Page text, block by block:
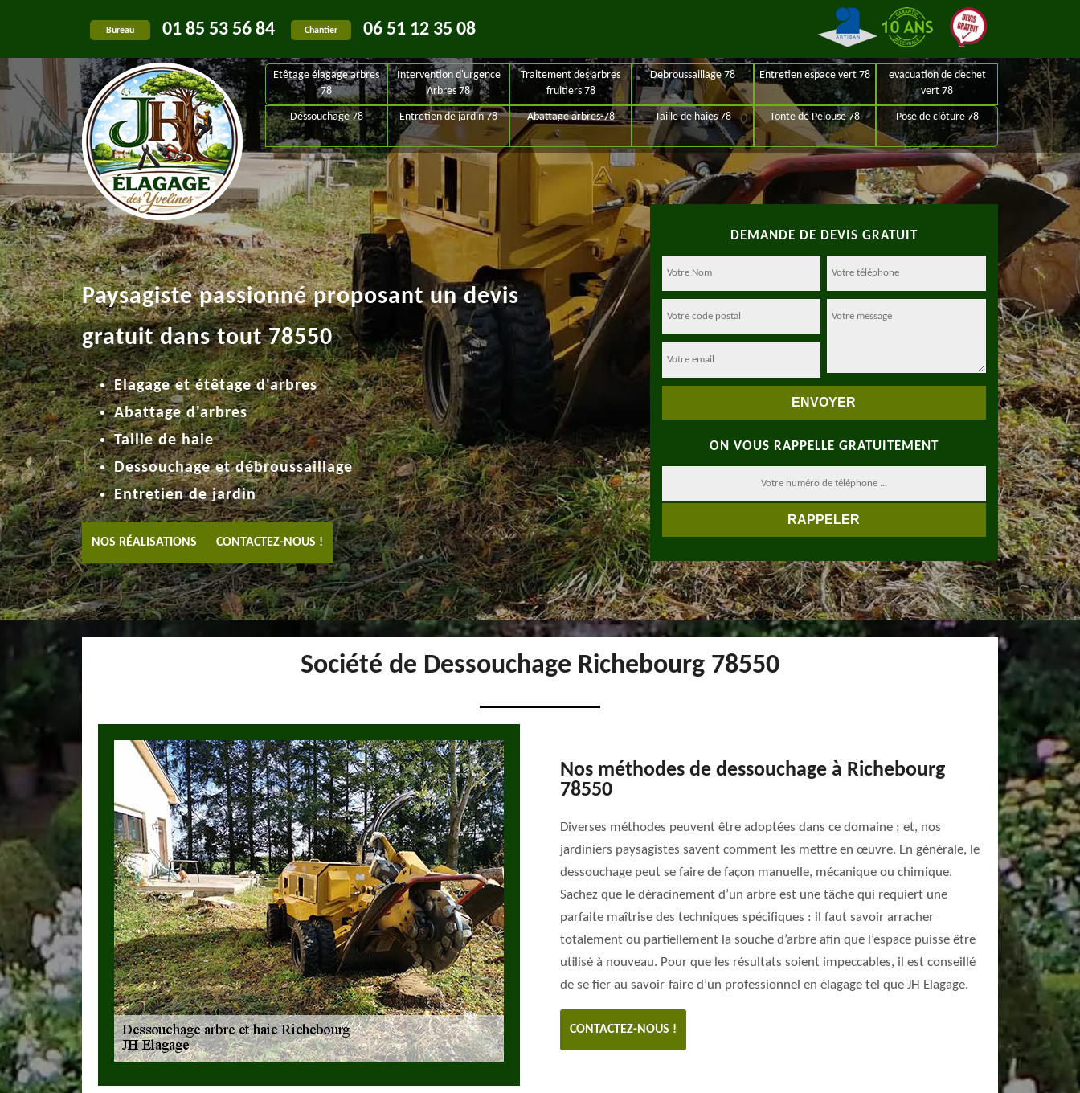
Bureau 01 85 53 56 84 Chantier 06 51 12 35 08
Etêtage élagage arbres
78
Intervention d'urgence
Arbres 78
Traitement des arbres
fruitiers 78
Debroussaillage 78 Entretien espace vert 78
evacuation de dechet
vert 78
Déssouchage 78 Entretien de jardin 78 Abattage arbres-78 Taille de haies 78 Tonte de Pelouse 78 Pose de clôture 78
DEMANDE DE DEVIS GRATUIT
ON VOUS RAPPELLE GRATUITEMENT
Paysagiste passionné proposant un devis
gratuit dans tout 78550
Elagage et étêtage d'arbres
Abattage d'arbres
Taille de haie
Dessouchage et débroussaillage
Entretien de jardin
NOS RÉALISATIONS CONTACTEZ-NOUS !
Société de Dessouchage Richebourg 78550
Nos méthodes de dessouchage à Richebourg
78550
Diverses méthodes peuvent être adoptées dans ce domaine ; et, nos
jardiniers paysagistes savent comment les mettre en œuvre. En générale, le
dessouchage peut se faire de façon manuelle, mécanique ou chimique.
Sachez que le déracinement d’un arbre est une tâche qui requiert une
parfaite maîtrise des techniques spécifiques : il faut savoir arracher
totalement ou partiellement la souche d’arbre afin que l’espace puisse être
utilisé à nouveau. Pour que les résultats soient impeccables, il est conseillé
de se fier au savoir-faire d’un professionnel en élagage tel que JH Elagage.
CONTACTEZ-NOUS !